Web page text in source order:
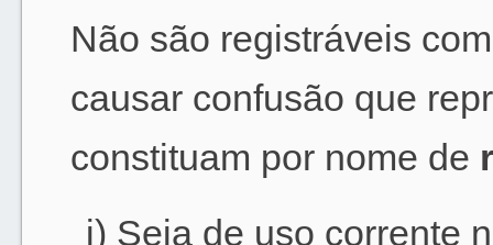
Não são registráveis
causar confusão que
constituam por nome de
i) Seja de uso corrente